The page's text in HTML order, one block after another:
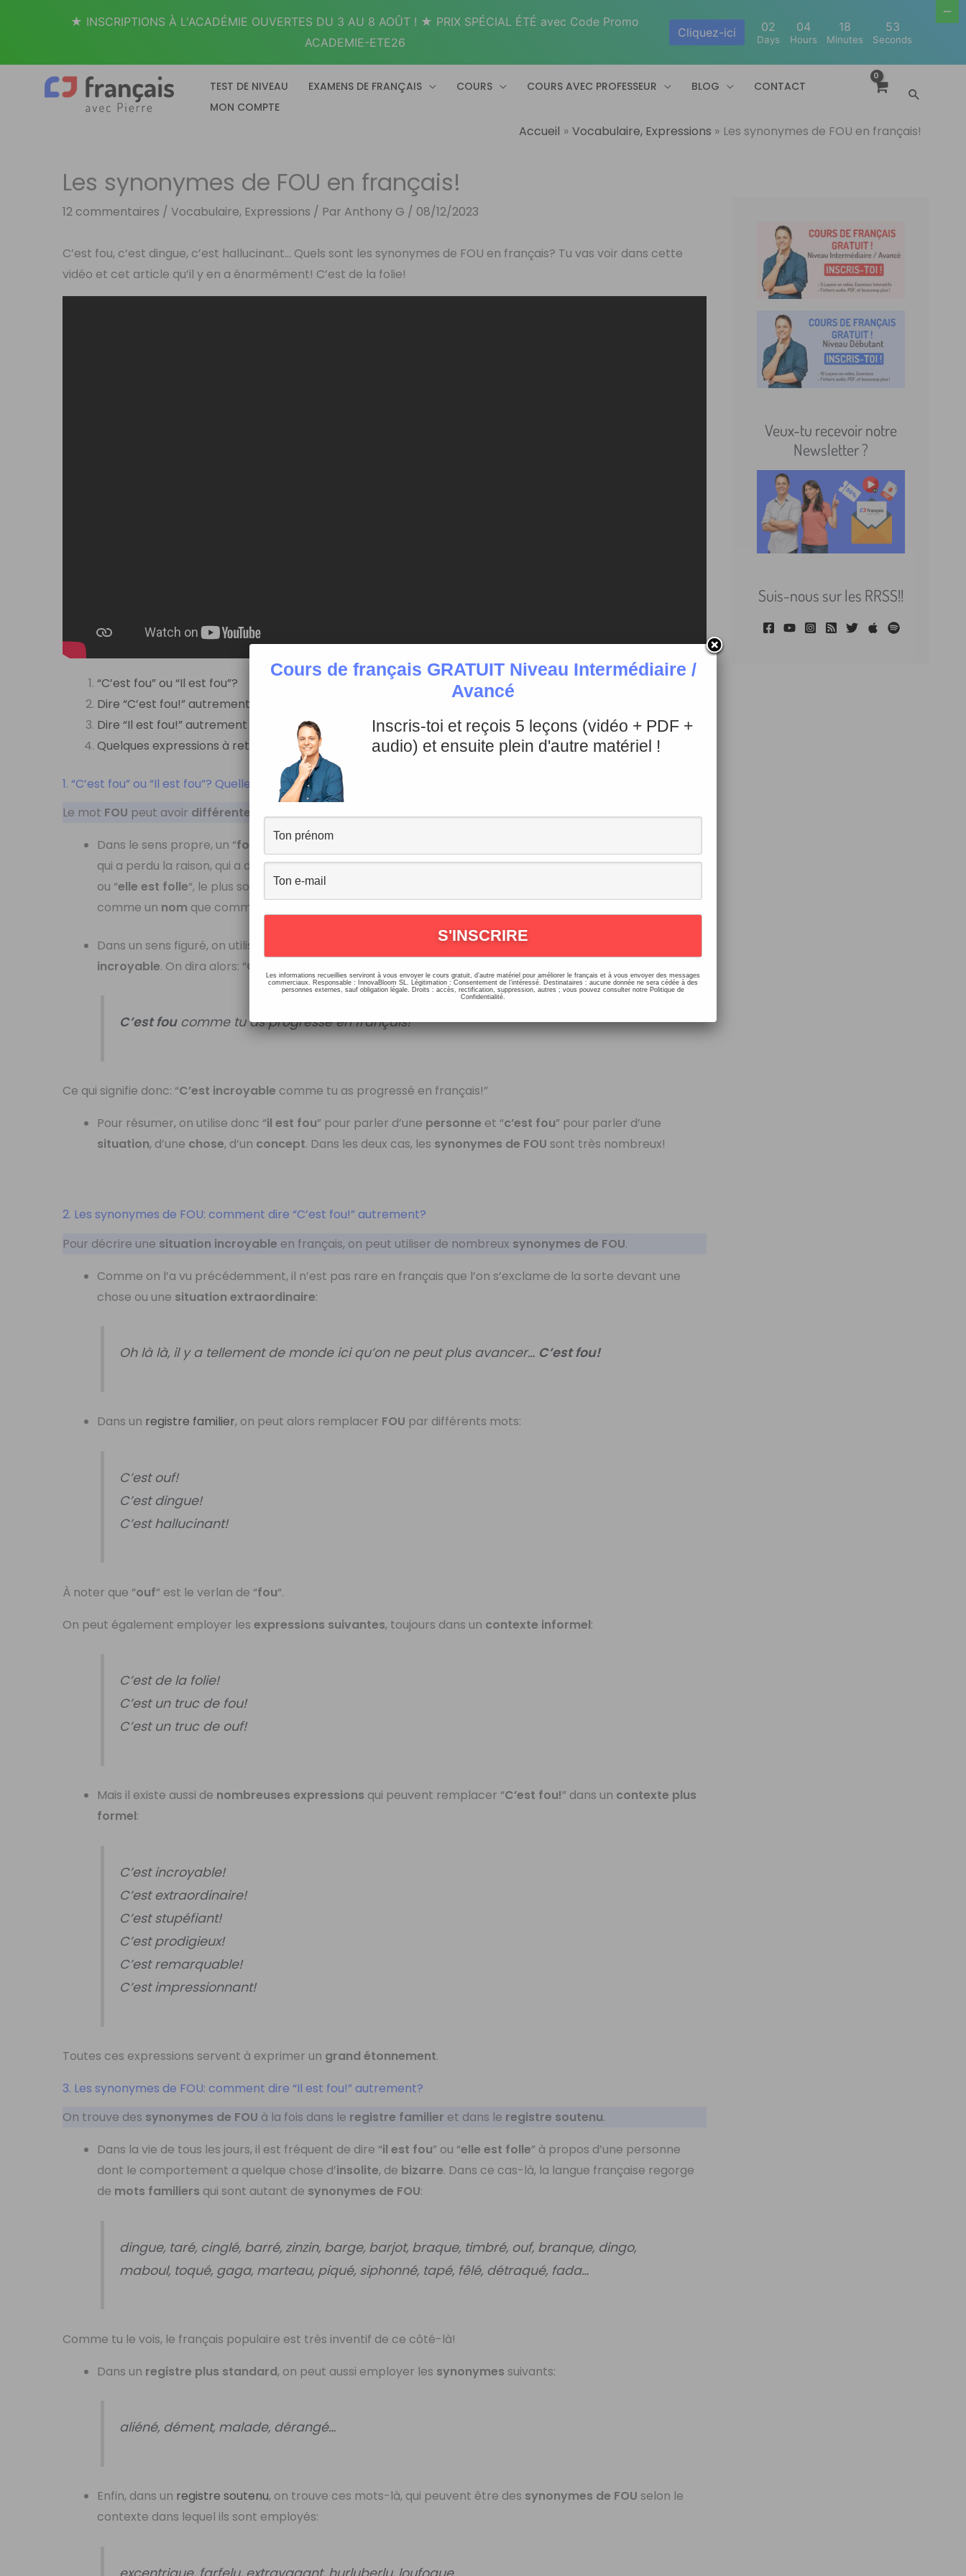
TEST DE NIVEAU EXAMENS DE FRANÇAIS COURS COURS AVEC PROFESSEUR BLOG
CONTACT
MON COMPTE
Accueil Vocabulaire, Expressions Les synonymes de FOU en français!
Les synonymes de FOU en français!
12 commentaires /Vocabulaire, Expressions / Par Anthony G / 08/12/2023
C’est fou, c’est dingue, c’est hallucinant… Quels sont les synonymes de FOU en français? Tu vas voir dans cette
vidéo et cet article qu’il y en a énormément! C’est de la folie!
“C’est fou” ou “Il est fou”?
Dire “C’est fou!” autrement
Dire “Il est fou!” autrement
Quelques expressions à retenir
1. “C’est fou” ou “Il est fou”? Quelle est la différence?
Le mot FOU peut avoir différentes significationsen français.
Dans le sens propre, un “fou ” ou une “folle
qui a perdu la raison, qui a des troubles psychologiques graves. C’est dans ce sens-là qu’on dira “il est fou”
ou “elle est folle“, le plus souvent en plaisantant ou en exagérant. Le mot “fou” peut être employé aussi bien
comme un nom que comme un
Dans un sens figuré, on utilise aussi l’adjectif “ ” pour décrire unesituation extraordinaire
incroyable. On dira alors: “C’est fou!”
C’est foucomme tu as progressé en français!
Ce qui signifie donc: “C’est incroyable comme tu as progressé en français!”
Pour résumer, on utilise donc “il est fou” pour parler d’une personne et “c’est fou” pour parler d’une
situation, d’une chose, d’un concept. Dans les deux cas, les synonymes de FOU sont très nombreux!
2. Les synonymes de FOU: comment dire “C’est fou!” autrement?
Pour décrire une situation incroyable en français, on peut utiliser de nombreux synonymes de FOU.
Comme on l’a vu précédemment, il n’est pas rare en français que l’on s’exclame de la sorte devant une
chose ou une situation extraordinaire:
Oh là là, il y a tellement de monde ici qu’on ne peut plus avancer… C’est fou!
Dans un registre familier, on peut alors remplacer FOU par différents mots:
C’est ouf!
C’est dingue!
C’est hallucinant!
À noter que “ouf” est le verlan de “fou“.
On peut également employer lesexpressions suivantes, toujours dans un contexte informel:
C’est de la folie!
C’est un truc de fou!
C’est un truc de ouf!
Mais il existe aussi de nombreuses expressions qui peuvent remplacer “C’est fou!” dans un contexte plus
formel:
C’est incroyable!
C’est extraordinaire!
C’est stupéfiant!
C’est prodigieux!
C’est remarquable!
C’est impressionnant!
Toutes ces expressions servent à exprimer un grand étonnement.
3. Les synonymes de FOU: comment dire “Il est fou!” autrement?
On trouve des synonymes de FOU à la fois dans le registre familier et dans le registre soutenu.
Dans la vie de tous les jours, il est fréquent de dire “il est fou” ou “elle est folle” à propos d’une personne
dont le comportement a quelque chose d’insolite, de bizarre. Dans ce cas-là, la langue française regorge
de mots familiers qui sont autant de synonymes de FOU:
dingue, taré, cinglé, barré, zinzin, barge, barjot, braque, timbré, ouf, branque, dingo,
maboul, toqué, gaga, marteau, piqué, siphonné, tapé, fêlé, détraqué, fada…
Comme tu le vois, le français populaire est très inventif de ce côté-là!
Dans un registre plus standard, on peut aussi employer les synonymes suivants:
aliéné, dément, malade, dérangé…
Enfin, dans un registre soutenu, on trouve ces mots-là, qui peuvent être des synonymes de FOU selon le
contexte dans lequel ils sont employés:
Veux-tu recevoir notre
Newsletter ?
Suis-nous sur les RRSS!!
Cours de français GRATUIT Niveau Intermédiaire /
Avancé
Inscris-toi et reçois 5 leçons (vidéo + PDF +
audio) et ensuite plein d'autre matériel !
Les informations recueillies serviront à vous envoyer le cours gratuit, d’autre matériel pour améliorer le français et à vous envoyer des messages
commerciaux. Responsable : InnovaBloom SL. Légitimation : Consentement de l’intéressé. Destinataires : aucune donnée ne sera cédée à des
personnes externes, sauf obligation légale. Droits : accès, rectification, suppression, autres ; vous pouvez consulter notre Politique de
Confidentialité.
★ INSCRIPTIONS À L'ACADÉMIE OUVERTES DU 3 AU 8 AOÛT ! ★ PRIX SPÉCIAL ÉTÉ avec Code Promo
ACADEMIE-ETE26
Cliquez-ici 02
Days
04
Hours
18
Minutes
52
Seconds